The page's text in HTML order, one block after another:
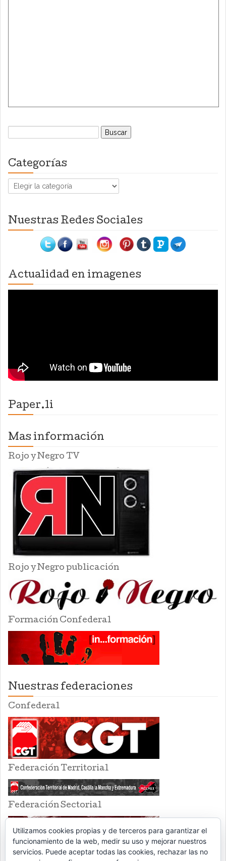
Buscar:
Categorías
Categorías
Nuestras Redes Sociales
Actualidad en imagenes
Paper.li
Mas información
Rojo y Negro TV
Rojo y Negro publicación
Formación Confederal
Nuestras federaciones
Confederal
Federación Territorial
Federación Sectorial
Utilizamos cookies propias y de terceros para garantizar el
funcionamiento de la web, medir su uso y mejorar nuestros
servicios. Puede aceptar todas las cookies, rechazar las no